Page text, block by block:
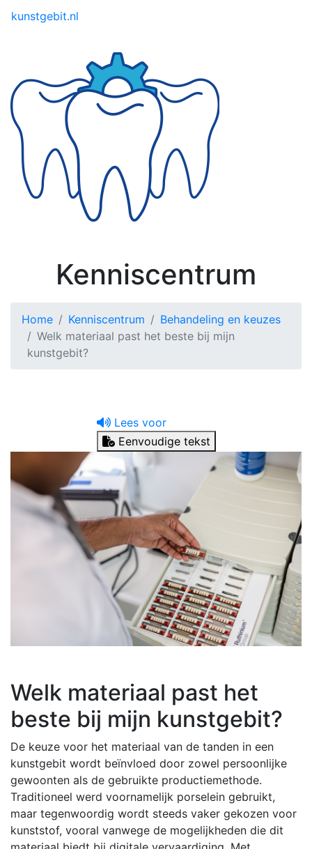
kunstgebit.nl
Kenniscentrum
Home Kenniscentrum
Behandeling en keuzes
Welk materiaal past het beste bij mijn
kunstgebit?
Lees voor
Eenvoudige tekst
Welk materiaal past het
beste bij mijn kunstgebit?
De keuze voor het materiaal van de tanden in een
kunstgebit wordt beïnvloed door zowel persoonlijke
gewoonten als de gebruikte productiemethode.
Traditioneel werd voornamelijk porselein gebruikt,
maar tegenwoordig wordt steeds vaker gekozen voor
kunststof, vooral vanwege de mogelijkheden die dit